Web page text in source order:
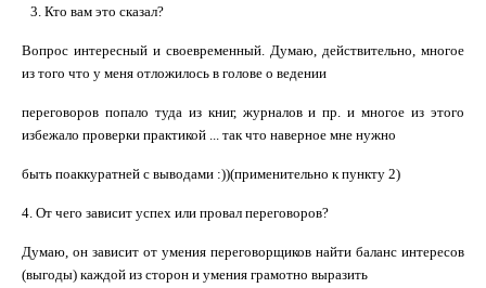
3. Кто вам это сказал?
Вопрос интересный и своевременный. Думаю, действительно, многое
из того что у меня отложилось в голове о ведении
переговоров попало туда из книг, журналов и пр. и многое из этого
избежало проверки практикой ... такчто наверное мне нужно
быть поаккуратней с выводами :))(применительно к пункту 2)
4. От чего зависит успех или провал переговоров?
Думаю, он зависит от умения переговорщиков найти баланс интересов
(выгоды) каждой из сторон и умения грамотно выразить